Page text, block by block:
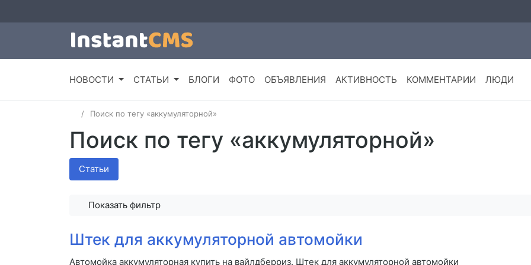
НОВОСТИ СТАТЬИ БЛОГИ ФОТО ОБЪЯВЛЕНИЯ АКТИВНОСТЬ КОММЕНТАРИИ ЛЮДИ
Поиск по тегу «аккумуляторной»
Поиск по тегу «аккумуляторной»
Статьи
Показать фильтр
Штек для аккумуляторной автомойки
Автомойка аккумуляторная купить на вайлдберриз. Штек для аккумуляторной автомойки